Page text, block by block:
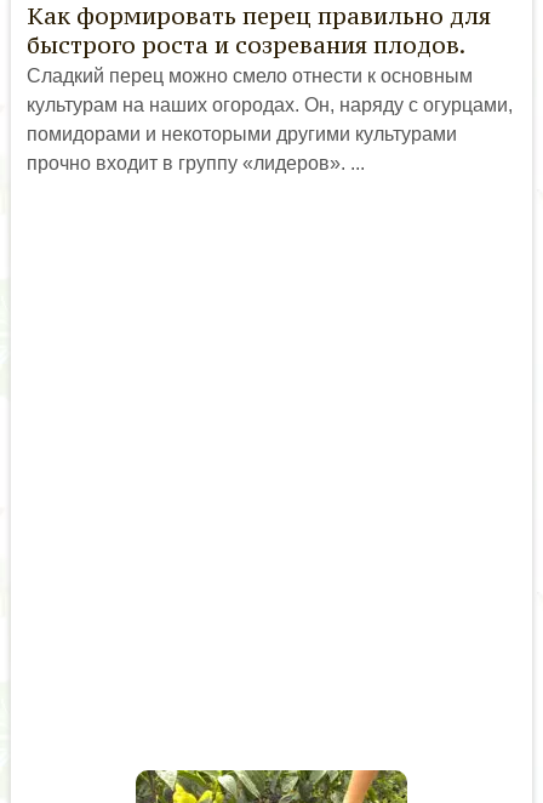
Как формировать перец правильно для
быстрого роста и созревания плодов.
Сладкий перец можно смело отнести к основным
культурам на наших огородах. Он, наряду с огурцами,
помидорами и некоторыми другими культурами
прочно входит в группу «лидеров». ...